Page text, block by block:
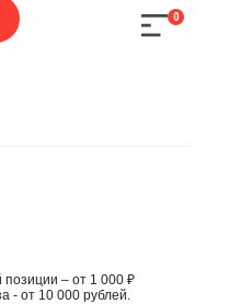
0
– от 1 000 ₽
- от 10 000 рублей.